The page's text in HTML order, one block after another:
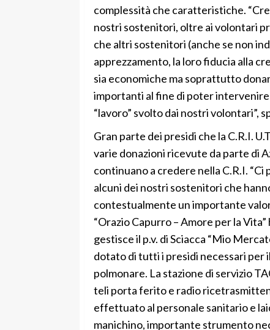
complessità che caratteristiche.
nostri sostenitori, oltre ai volontari
che altri sostenitori (anche se non
apprezzamento, la loro fiducia alla
sia economiche ma soprattutto
importanti al fine di poter
“lavoro” svolto dai nostri volontari”,
Gran parte dei presidi che la C.R.I.
varie donazioni ricevute da parte di
continuano a credere nella C.R.I.
alcuni dei nostri sostenitori che
contestualmente un importante
“Orazio Capurro – Amore per la
gestisce il p.v. di Sciacca “Mio
dotato di tutti i presidi necessari per
polmonare. La stazione di servizio
teli porta ferito e radio
effettuato al personale sanitario e
manichino, importante strumento